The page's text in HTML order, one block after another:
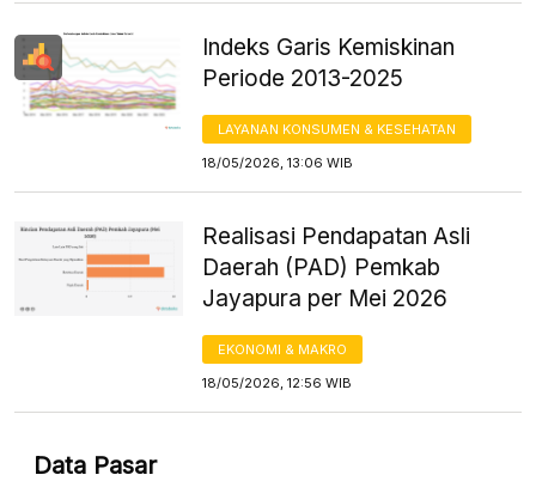
Indeks Garis Kemiskinan
Periode 2013-2025
LAYANAN KONSUMEN & KESEHATAN
18/05/2026, 13:06 WIB
Realisasi Pendapatan Asli
Daerah (PAD) Pemkab
Jayapura per Mei 2026
EKONOMI & MAKRO
18/05/2026, 12:56 WIB
Data Pasar